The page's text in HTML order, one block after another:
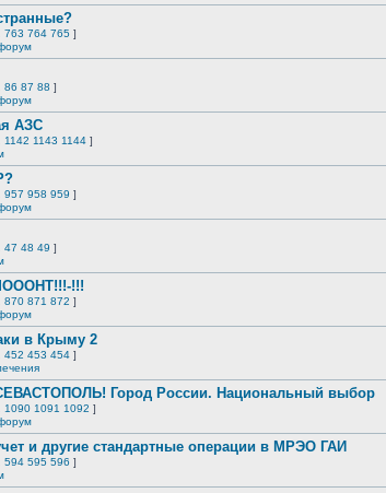
763 764 765 ]
86 87 88 ]
АЗС
1142 1143 1144 ]
957 958 959 ]
47 48 49 ]
!!!
870 871 872 ]
в Крыму 2
452 453 454 ]
Город России. Национальный выбор
1090 1091 1092 ]
и другие стандартные операции в МРЭО ГАИ
594 595 596 ]